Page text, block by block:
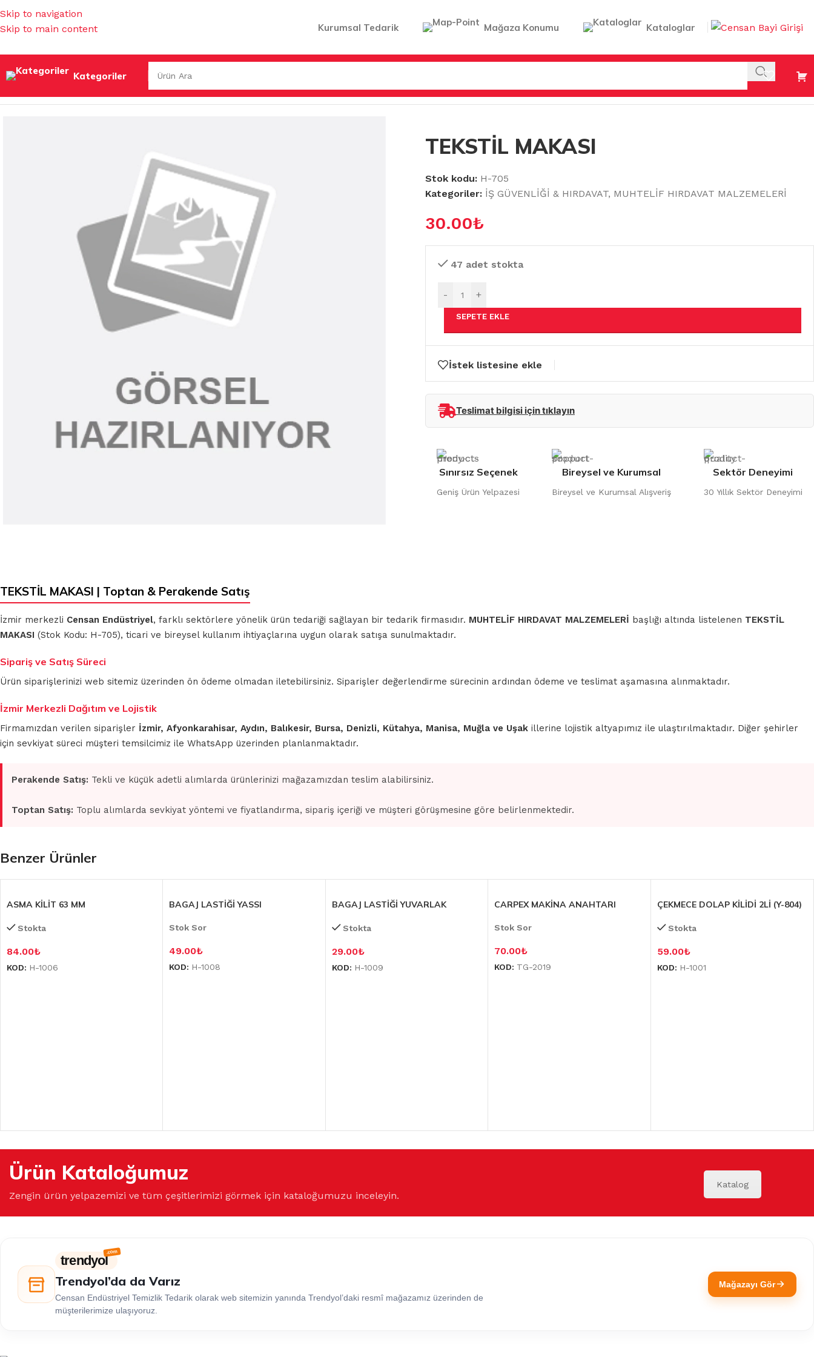
Skip to navigation
Skip to main content
Kurumsal Tedarik Mağaza Konumu Kataloglar
Kategoriler
İŞ GÜVENLİĞİ & HIRDAVAT/MUHTELİF HIRDAVAT MALZEMELERİ/TEKSTİL MAKASI
TEKSTİL MAKASI
Stok kodu: H-705
Kategoriler: İŞ GÜVENLİĞİ & HIRDAVAT, MUHTELİF HIRDAVAT MALZEMELERİ
30.00₺
47 adet stokta
- +
SEPETE EKLE
İstek listesine ekle
Teslimat bilgisi için tıklayın
Sınırsız Seçenek
Geniş Ürün Yelpazesi
Bireysel ve Kurumsal
Bireysel ve Kurumsal Alışveriş
Sektör Deneyimi
30 Yıllık Sektör Deneyimi
TEKSTİL MAKASI | Toptan & Perakende Satış
İzmir merkezli Censan Endüstriyel, farklı sektörlere yönelik ürün tedariği sağlayan bir tedarik firmasıdır. MUHTELİF HIRDAVAT MALZEMELERİ başlığı altında listelenen TEKSTİL
MAKASI (Stok Kodu: H-705), ticari ve bireysel kullanım ihtiyaçlarına uygun olarak satışa sunulmaktadır.
Sipariş ve Satış Süreci
Ürün siparişlerinizi web sitemiz üzerinden ön ödeme olmadan iletebilirsiniz. Siparişler değerlendirme sürecinin ardından ödeme ve teslimat aşamasına alınmaktadır.
İzmir Merkezli Dağıtım ve Lojistik
Firmamızdan verilen siparişler İzmir, Afyonkarahisar, Aydın, Balıkesir, Bursa, Denizli, Kütahya, Manisa, Muğla ve Uşak illerine lojistik altyapımız ile ulaştırılmaktadır. Diğer şehirler
için sevkiyat süreci müşteri temsilcimiz ile WhatsApp üzerinden planlanmaktadır.
Perakende Satış: Tekli ve küçük adetli alımlarda ürünlerinizi mağazamızdan teslim alabilirsiniz.
Toptan Satış: Toplu alımlarda sevkiyat yöntemi ve fiyatlandırma, sipariş içeriği ve müşteri görüşmesine göre belirlenmektedir.
Benzer Ürünler
ASMA KİLİT 63 MM
Stokta
84.00₺
KOD: H-1006
BAGAJ LASTİĞİ YASSI
Stok Sor
49.00₺
KOD: H-1008
BAGAJ LASTİĞİ YUVARLAK
Stokta
29.00₺
KOD: H-1009
CARPEX MAKİNA ANAHTARI
Stok Sor
70.00₺
KOD: TG-2019
ÇEKMECE DOLAP KİLİDİ 2Lİ (Y-804)
Stokta
59.00₺
KOD: H-1001
Ürün Kataloğumuz
Zengin ürün yelpazemizi ve tüm çeşitlerimizi görmek için kataloğumuzu inceleyin.
Katalog
trendyol
Trendyol’da da Varız
Censan Endüstriyel Temizlik Tedarik olarak web sitemizin yanında Trendyol’daki resmî mağazamız üzerinden de
müşterilerimize ulaşıyoruz.
Mağazayı Gör